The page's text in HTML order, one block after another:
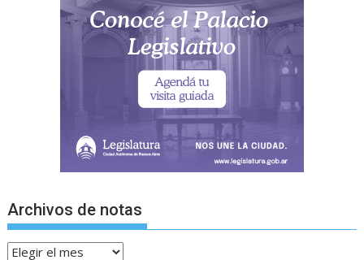
Archivos de notas
Archivos